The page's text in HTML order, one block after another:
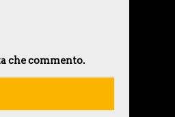
che commento.